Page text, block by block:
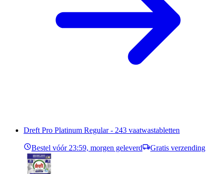
Dreft Pro Platinum Regular - 243 vaatwastabletten
Bestel vóór 23:59, morgen geleverd Gratis verzending